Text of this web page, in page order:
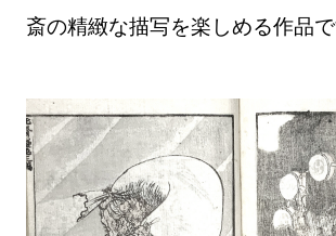
斎の精緻な描写を楽しめる作品で